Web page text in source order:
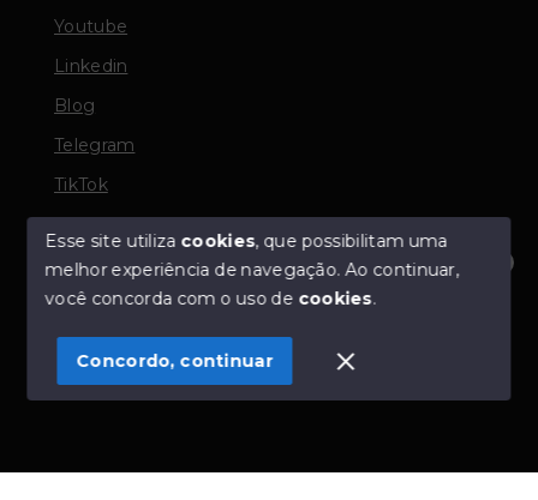
Olá! Estamos disponíveis para te ajudar.
Youtube
Linkedin
Blog
Telegram
TikTok
© Copyright 2026 - TORQUATO ∴ Corretor de Imóveis
- CRECI 42643f | 136.004f Perito Avaliador CNAI 37357
SITE PARA IMOBILIARIA
Esse site utiliza cookies, que possibilitam uma
melhor experiência de navegação.Ao continuar,
você concorda com o uso de cookies.
Concordo, continuar